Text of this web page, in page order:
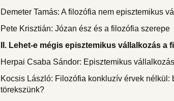
Demeter Tamás: A filozófia nem episztemikus
Pete Krisztián: Józan ész és a filozófia szerepe
II. Lehet-e mégis episztemikus vállalkozás a
Herpai Csaba Sándor: Episztemikus
Kocsis László: Filozófia konkluzív érvek
törekszünk?